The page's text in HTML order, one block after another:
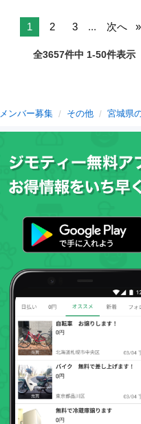
1 2 3 ... 次へ
全3657件中 1-50件表示
メンバー募集 その他 宮城県